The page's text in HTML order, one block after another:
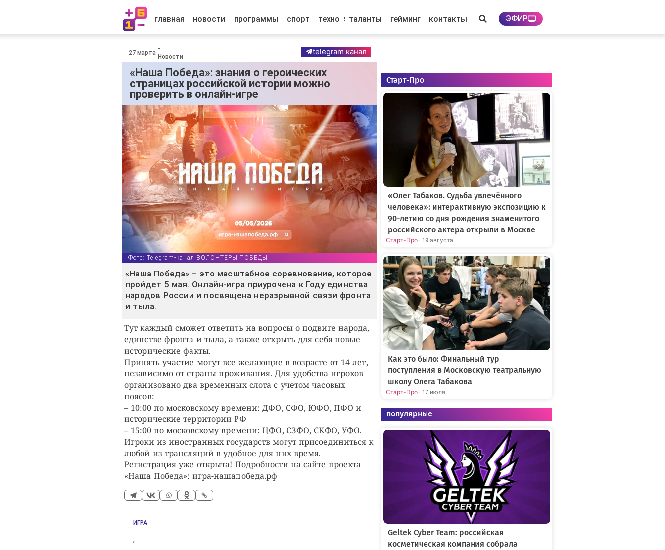
главная новости программы спорт техно таланты гейминг контакты ЭФИР
27 марта
-
Новости
telegram канал
«Наша Победа»: знания о героических
страницах российской истории можно
проверить в онлайн-игре
Фото: Telegram-канал ВОЛОНТЕРЫ ПОБЕДЫ
«Наша Победа» – это масштабное соревнование, которое
пройдет 5 мая. Онлайн-игра приурочена к Году единства
народов России и посвящена неразрывной связи фронта
и тыла.
Тут каждый сможет ответить на вопросы о подвиге народа,
единстве фронта и тыла, а также открыть для себя новые
исторические факты.
Принять участие могут все желающие в возрасте от 14 лет,
независимо от страны проживания. Для удобства игроков
организовано два временных слота с учетом часовых
поясов:
– 10:00 по московскому времени: ДФО, СФО, ЮФО, ПФО и
исторические территории РФ
– 15:00 по московскому времени: ЦФО, СЗФО, СКФО, УФО.
Игроки из иностранных государств могут присоединиться к
любой из трансляций в удобное для них время.
Регистрация уже открыта! Подробности на сайте проекта
«Наша Победа»: игра-нашапобеда.рф
ИГРА
,
Старт-Про
«Олег Табаков. Судьба увлечённого
человека»: интерактивную экспозицию к
90-летию со дня рождения знаменитого
российского актера открыли в Москве
Старт-Про- 19 августа
Как это было: Финальный тур
поступления в Московскую театральную
школу Олега Табакова
Старт-Про- 17 июля
популярные
Geltek Cyber Team: российская
косметическая компания собрала